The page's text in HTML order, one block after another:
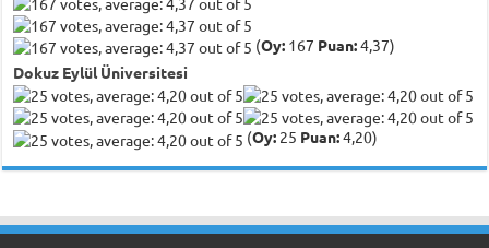
(Oy: 167 Puan:4,37)
Dokuz Eylül Üniversitesi
(Oy: 25 Puan:4,20)